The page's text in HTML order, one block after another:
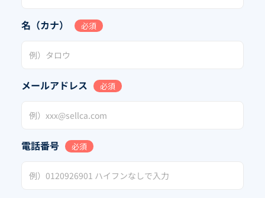
名（カナ） 必須
メールアドレス 必須
電話番号 必須